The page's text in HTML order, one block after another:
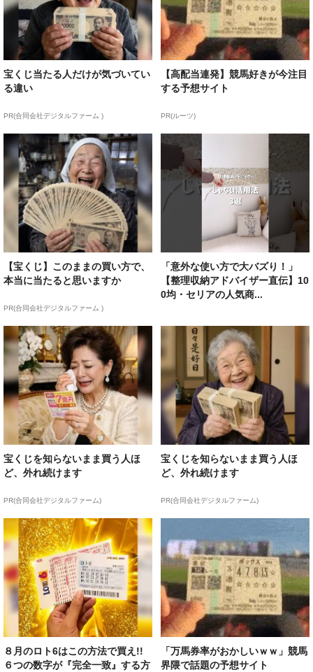
宝くじ当たる人だけが気づいてい
る違い
PR(合同会社デジタルファーム )
【高配当連発】競馬好きが今注目
する予想サイト
PR(ルーツ)
【宝くじ】このままの買い方で、
本当に当たると思いますか
PR(合同会社デジタルファーム )
「意外な使い方で大バズり！」
【整理収納アドバイザー直伝】10
0均・セリアの人気商...
宝くじを知らないまま買う人ほ
ど、外れ続けます
PR(合同会社デジタルファーム)
宝くじを知らないまま買う人ほ
ど、外れ続けます
PR(合同会社デジタルファーム)
８月のロト6はこの方法で買え!!
６つの数字が『完全一致』する方
「万馬券率がおかしいｗｗ」競馬
界隈で話題の予想サイト